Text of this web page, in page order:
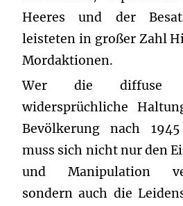
Heeres und der
leisteten in großer Zahl
Mordaktionen.
Wer die diffuse
widersprüchliche
Bevölkerung nach
muss sich nicht nur den
und Manipulation
sondern auch die